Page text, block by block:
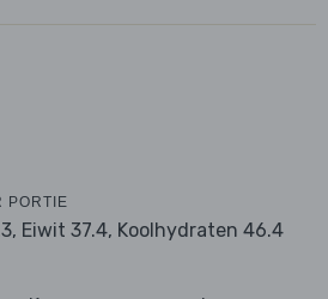
PORTIE
Eiwit 37.4, Koolhydraten 46.4